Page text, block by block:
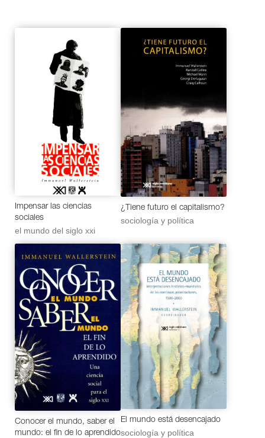
Impensar las ciencias
sociales
el mundo del siglo xxi
¿Tiene futuro el capitalismo?
sociología y política
Conocer el mundo, saber el
mundo: el fin de lo aprendido
El mundo está desencajado
sociología y política